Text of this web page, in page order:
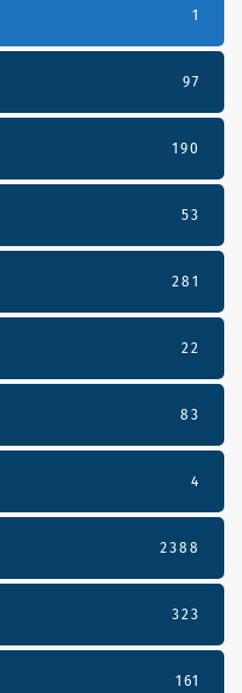
1
97
190
53
281
22
83
4
2388
323
161